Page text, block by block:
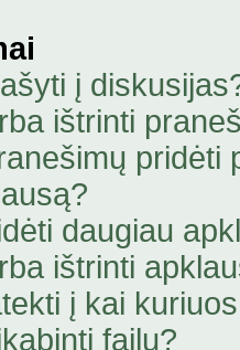
į
ištrinti
pridėti
daugiau
ištrinti
į kai
failų?